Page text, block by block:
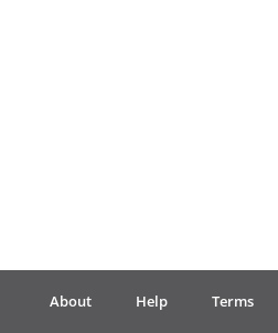
Português
About Help Terms